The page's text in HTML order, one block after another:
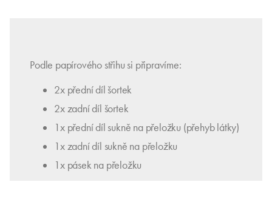
Podle papírového střihu si připravíme:
2x přední díl šortek
2x zadní díl šortek
1x přední díl sukně na přeložku (přehyb látky)
1x zadní díl sukně na přeložku
1x pásek na přeložku